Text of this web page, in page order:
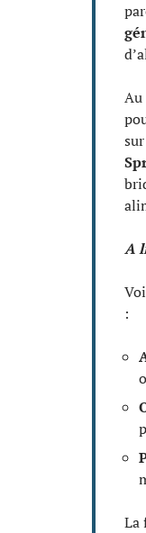
Au
A
:
La